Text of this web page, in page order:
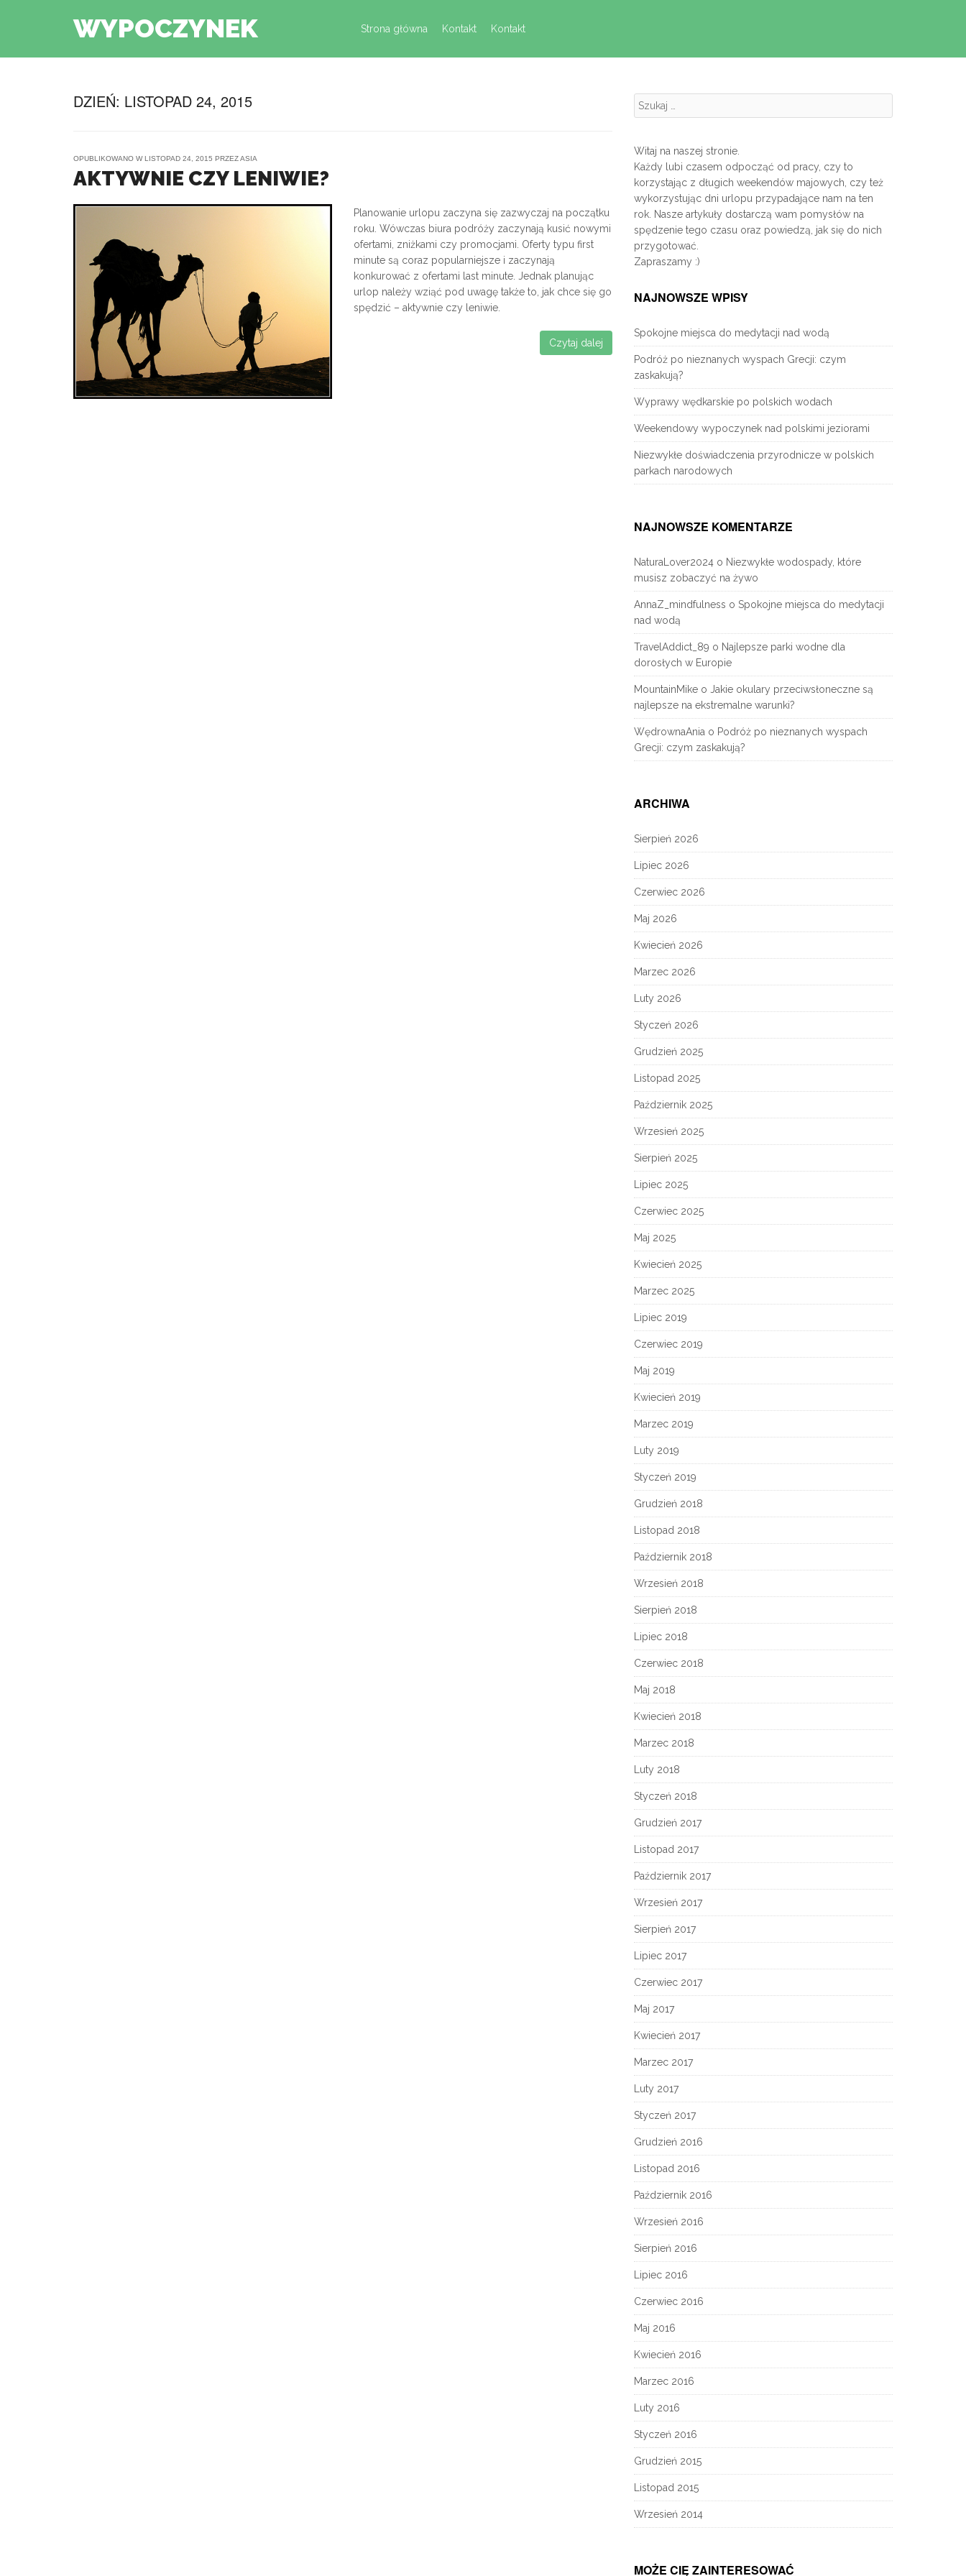
WYPOCZYNEK
Strona główna
Kontakt Kontakt
DZIEŃ: LISTOPAD 24, 2015
OPUBLIKOWANO WLISTOPAD 24, 2015 PRZEZASIA
AKTYWNIE CZY LENIWIE?
Planowanie urlopu zaczyna się zazwyczaj na początku
roku. Wówczas biura podróży zaczynają kusić nowymi
ofertami, zniżkami czy promocjami. Oferty typu first
minute są coraz popularniejsze i zaczynają
konkurować z ofertami last minute. Jednak planując
urlop należy wziąć pod uwagę także to, jak chce się go
spędzić – aktywnie czy leniwie.
Czytaj dalej
Szukanie:
Witaj na naszej stronie.
Każdy lubi czasem odpocząć od pracy, czy to
korzystając z długich weekendów majowych, czy też
wykorzystując dni urlopu przypadające nam na ten
rok. Nasze artykuły dostarczą wam pomysłów na
spędzenie tego czasu oraz powiedzą, jak się do nich
przygotować.
Zapraszamy :)
NAJNOWSZE WPISY
Spokojne miejsca do medytacji nad wodą
Podróż po nieznanych wyspach Grecji: czym
zaskakują?
Wyprawy wędkarskie po polskich wodach
Weekendowy wypoczynek nad polskimi jeziorami
Niezwykłe doświadczenia przyrodnicze w polskich
parkach narodowych
NAJNOWSZE KOMENTARZE
NaturaLover2024 o Niezwykłe wodospady, które
musisz zobaczyć na żywo
AnnaZ_mindfulness o Spokojne miejsca do medytacji
nad wodą
TravelAddict_89 o Najlepsze parki wodne dla
dorosłych w Europie
MountainMike o Jakie okulary przeciwsłoneczne są
najlepsze na ekstremalne warunki?
WędrownaAnia o Podróż po nieznanych wyspach
Grecji: czym zaskakują?
ARCHIWA
Sierpień 2026
Lipiec 2026
Czerwiec 2026
Maj 2026
Kwiecień 2026
Marzec 2026
Luty 2026
Styczeń 2026
Grudzień 2025
Listopad 2025
Październik 2025
Wrzesień 2025
Sierpień 2025
Lipiec 2025
Czerwiec 2025
Maj 2025
Kwiecień 2025
Marzec 2025
Lipiec 2019
Czerwiec 2019
Maj 2019
Kwiecień 2019
Marzec 2019
Luty 2019
Styczeń 2019
Grudzień 2018
Listopad 2018
Październik 2018
Wrzesień 2018
Sierpień 2018
Lipiec 2018
Czerwiec 2018
Maj 2018
Kwiecień 2018
Marzec 2018
Luty 2018
Styczeń 2018
Grudzień 2017
Listopad 2017
Październik 2017
Wrzesień 2017
Sierpień 2017
Lipiec 2017
Czerwiec 2017
Maj 2017
Kwiecień 2017
Marzec 2017
Luty 2017
Styczeń 2017
Grudzień 2016
Listopad 2016
Październik 2016
Wrzesień 2016
Sierpień 2016
Lipiec 2016
Czerwiec 2016
Maj 2016
Kwiecień 2016
Marzec 2016
Luty 2016
Styczeń 2016
Grudzień 2015
Listopad 2015
Wrzesień 2014
MOŻE CIĘ ZAINTERESOWAĆ